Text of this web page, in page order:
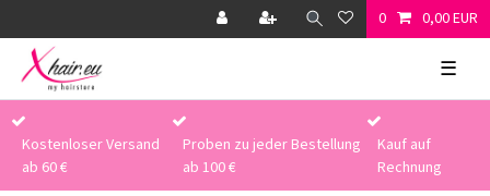
0 0,00 EUR
☰
Kostenloser Versand
ab 60 €
Proben zu jeder Bestellung
ab 100 €
Kauf auf
Rechnung